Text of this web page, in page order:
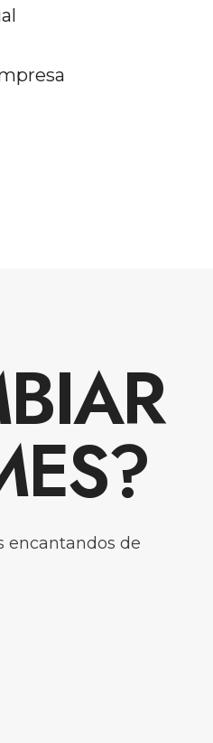
encantandos de